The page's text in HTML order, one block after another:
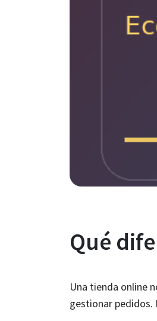
Qué
Una tienda online
gestionar pedidos.